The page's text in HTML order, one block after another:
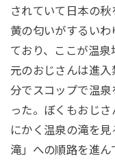
されていて日本の
黄の匂いがするい
ており、ここが温
元のおじさんは進入
分でスコップで温
った。ぼくもおじ
にかく温泉の滝を
滝」への順路を進ん